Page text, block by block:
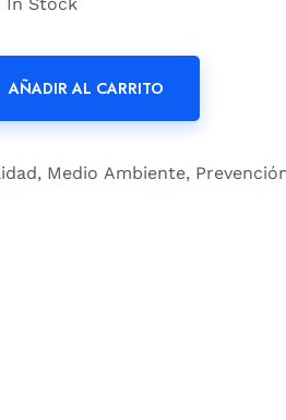
AÑADIR AL CARRITO
Medio Ambiente,